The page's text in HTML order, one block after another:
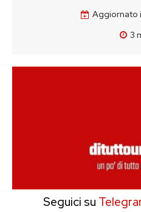
Aggiornato
3
Seguici su